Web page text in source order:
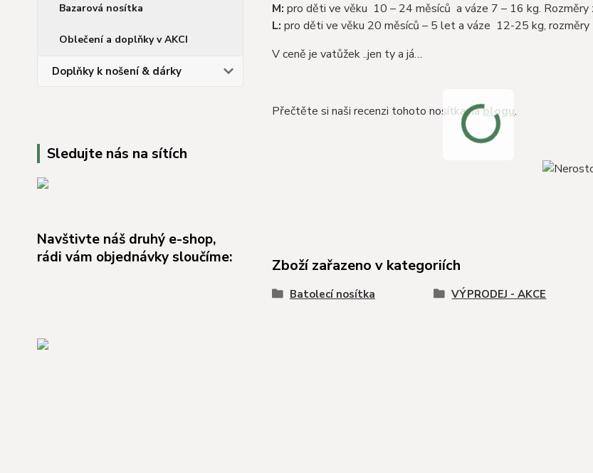
Bazarová nosítka
Oblečení a doplňky v AKCI
Doplňky k nošení & dárky
Sledujte nás na sítích
Navštivte náš druhý e-shop,
rádi vám objednávky sloučíme:
M: pro děti ve věku 10 – 24 měsíců a váze 7 – 16 kg.
L: pro děti ve věku 20 měsíců – 5 let a váze 12-25 kg,
V ceně je vatůžek ..jen ty a já…
Přečtěte si naši recenzi tohoto nosítka nablogu.
Zboží zařazeno v kategoriích
Batolecí nosítka VÝPRODEJ - AKCE